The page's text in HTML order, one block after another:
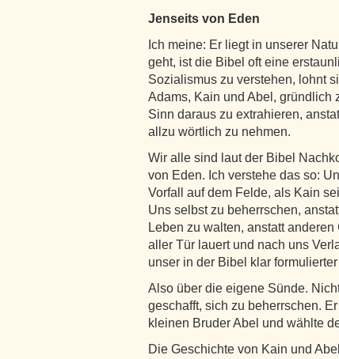
Jenseits von Eden
Ich meine: Er liegt in unserer
geht, ist die Bibel oft eine
Sozialismus zu verstehen, lohnt
Adams, Kain und Abel, gründlich
Sinn daraus zu extrahieren,
allzu wörtlich zu nehmen.
Wir alle sind laut der Bibel
von Eden. Ich verstehe das so:
Vorfall auf dem Felde, als Kain
Uns selbst zu beherrschen,
Leben zu walten, anstatt
aller Tür lauert und nach uns
unser in der Bibel klar
Also über die eigene Sünde.
geschafft, sich zu beherrschen.
kleinen Bruder Abel und wählte
Die Geschichte von Kain und